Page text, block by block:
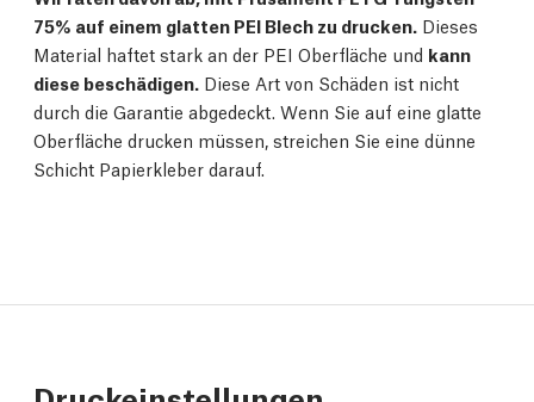
75% auf einem glatten PEI Blech zu drucken. Dieses
Material haftet stark an der PEI Oberfläche und kann
diese beschädigen. Diese Art von Schäden ist nicht
durch die Garantie abgedeckt. Wenn Sie auf eine glatte
Oberfläche drucken müssen, streichen Sie eine dünne
Schicht Papierkleber darauf.